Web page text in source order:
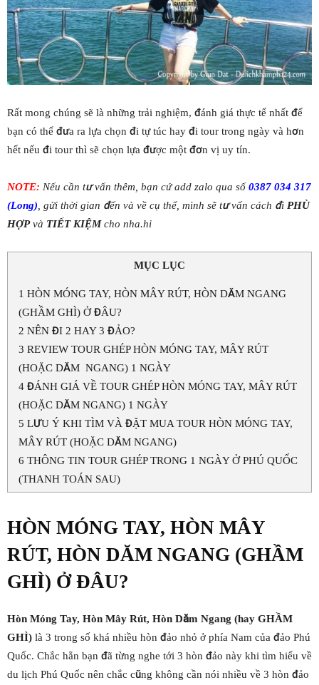
Rất mong chúng sẽ là những trải nghiệm, đánh giá thực tế nhất để
bạn có thể đưa ra lựa chọn đi tự túc hay đi tour trong ngày và hơn
hết nếu đi tour thì sẽ chọn lựa được một đơn vị uy tín.
NOTE: Nếu cần tư vấn thêm, bạn cứ add zalo qua số0387 034 317
(Long) , gửi thời gian đến và về cụ thể, mình sẽ tư vấn cách đi PHÙ
HỢPvà TIẾT KIỆMcho nha.hi
MỤC LỤC
1 HÒN MÓNG TAY, HÒN MÂY RÚT, HÒN DĂM NGANG
(GHẦM GHÌ) Ở ĐÂU?
2 NÊN ĐI 2 HAY 3 ĐẢO?
3 REVIEW TOUR GHÉP HÒN MÓNG TAY, MÂY RÚT
(HOẶC DĂM NGANG) 1 NGÀY
4 ĐÁNH GIÁ VỀ TOUR GHÉP HÒN MÓNG TAY, MÂY RÚT
(HOẶC DĂM NGANG) 1 NGÀY
5 LƯU Ý KHI TÌM VÀ ĐẶT MUA TOUR HÒN MÓNG TAY,
MÂY RÚT (HOẶC DĂM NGANG)
6 THÔNG TIN TOUR GHÉP TRONG 1 NGÀY Ở PHÚ QUỐC
(THANH TOÁN SAU)
HÒN MÓNG TAY, HÒN MÂY
RÚT, HÒN DĂM NGANG (GHẦM
GHÌ) Ở ĐÂU?
Hòn Móng Tay, Hòn Mây Rút, Hòn Dăm Ngang (hay GHẦM
GHÌ) là 3 trong số khá nhiều hòn đảo nhỏ ở phía Nam của đảo Phú
Quốc. Chắc hẳn bạn đã từng nghe tới 3 hòn đảo này khi tìm hiểu về
du lịch Phú Quốc nên chắc cũng không cần nói nhiều về 3 hòn đảo